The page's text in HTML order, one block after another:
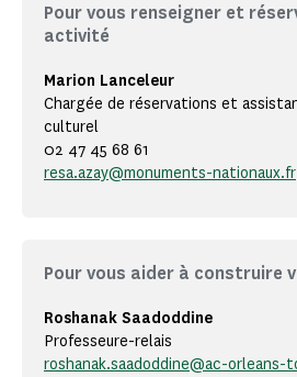
Pour vous renseigner et
activité
Marion Lanceleur
Chargée de réservations et
culturel
02 47 45 68 61
resa.azay@monuments-nationaux.fr
Pour vous aider à construire
Roshanak Saadoddine
Professeure-relais
roshanak.saadoddine@ac-orleans-